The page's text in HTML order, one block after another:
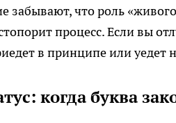
забывают, что роль
процесс. Если вы
в принципе или уедет
когда буква